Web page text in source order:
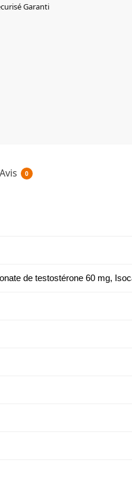
Garanti
Avis 0
de testostérone 60 mg,